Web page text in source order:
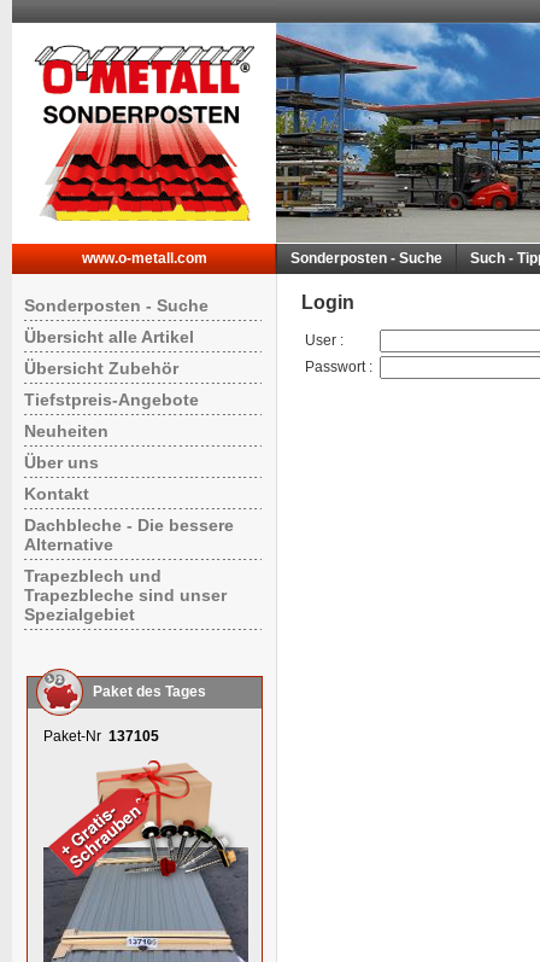
www.o-metall.com Sonderposten - Suche Such -
Sonderposten - Suche
Übersicht alle Artikel
Übersicht Zubehör
Tiefstpreis-Angebote
Neuheiten
Über uns
Kontakt
Dachbleche - Die bessere
Alternative
Trapezblech und
Trapezbleche sind unser
Spezialgebiet
Paket des Tages
Paket-Nr 137105
Login
User :
Passwort: